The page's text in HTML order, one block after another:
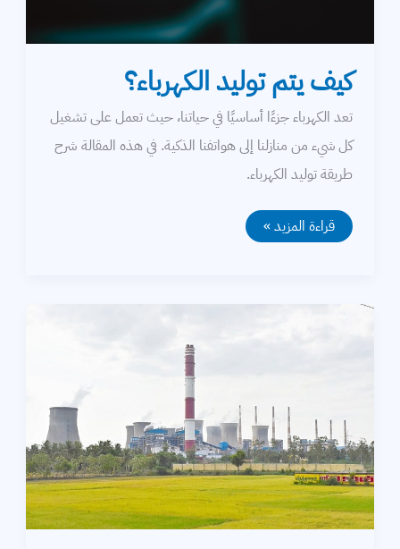
كيف يتم توليد الكهرباء؟
تعد الكهرباء جزءًا أساسيًا في حياتنا، حيث تعمل على تشغيل
كل شيء من منازلنا إلى هواتفنا الذكية. في هذه المقالة شرح
طريقة توليد الكهرباء.
كيف
يتم
قراءة المزيد »